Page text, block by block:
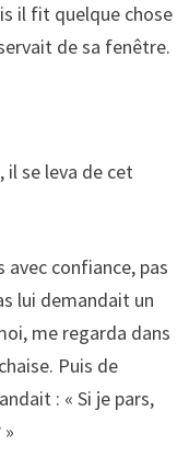
il fit quelque chose
de sa fenêtre.
il se leva de cet
avec confiance, pas
lui demandait un
me regarda dans
Puis de
: « Si je pars,